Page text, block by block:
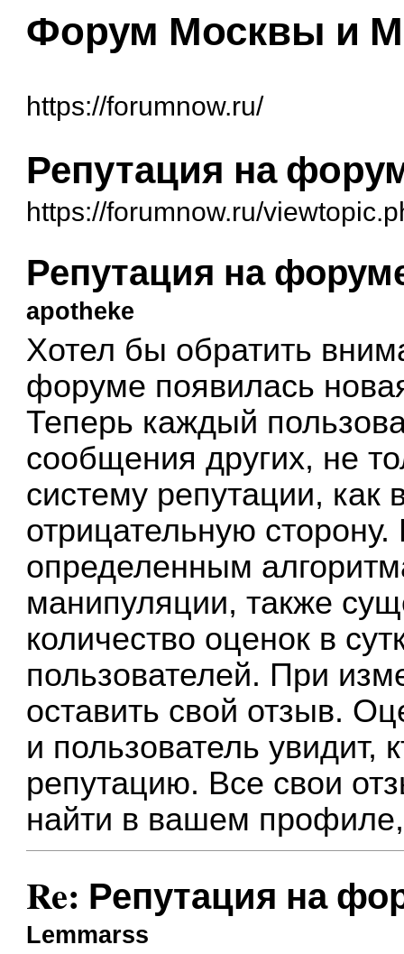
Форум Москвы и
https://forumnow.ru/
Репутация на
https://forumnow.ru/
Репутация на
apotheke
Хотел бы обратить
форуме появилась
Теперь каждый
сообщения других, не
систему репутации, как
отрицательную
определенным
манипуляции, также
количество оценок в
пользователей. При
оставить свой отзыв.
и пользователь увидит,
репутацию. Все свои
найти в вашем профиле,
Re: Репутация на
Lemmarss